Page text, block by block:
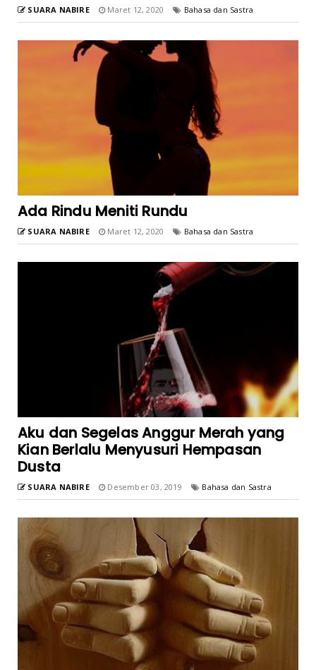
SUARA NABIRE Maret 12, 2020 Bahasa dan Sastra
Ada Rindu Meniti Rundu
SUARA NABIRE Maret 12, 2020 Bahasa dan Sastra
Aku dan Segelas Anggur Merah yang
Kian Berlalu Menyusuri Hempasan
Dusta
SUARA NABIRE Desember 03, 2019 Bahasa dan Sastra